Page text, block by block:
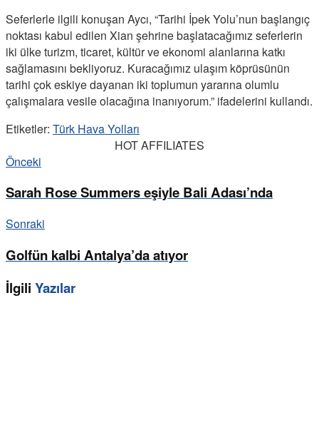
Seferlerle ilgili konuşan Aycı, “Tarihi İpek Yolu’nun başlangıç
noktası kabul edilen Xian şehrine başlatacağımız seferlerin
iki ülke turizm, ticaret, kültür ve ekonomi alanlarına katkı
sağlamasını bekliyoruz. Kuracağımız ulaşım köprüsünün
tarihi çok eskiye dayanan iki toplumun yararına olumlu
çalışmalara vesile olacağına inanıyorum.” ifadelerini kullandı.
Etiketler: Türk Hava Yolları
HOT AFFILIATES
Önceki
Sarah Rose Summers eşiyle Bali Adası’nda
Sonraki
Golfün kalbi Antalya’da atıyor
İlgili Yazılar